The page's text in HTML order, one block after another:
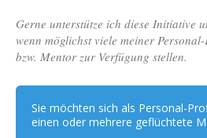
Gerne unterstütze ich diese Initiative
wenn möglichst viele meiner
bzw. Mentor zur Verfügung stellen.
Sie möchten sich als Personal-
einen oder mehrere geflüchtete